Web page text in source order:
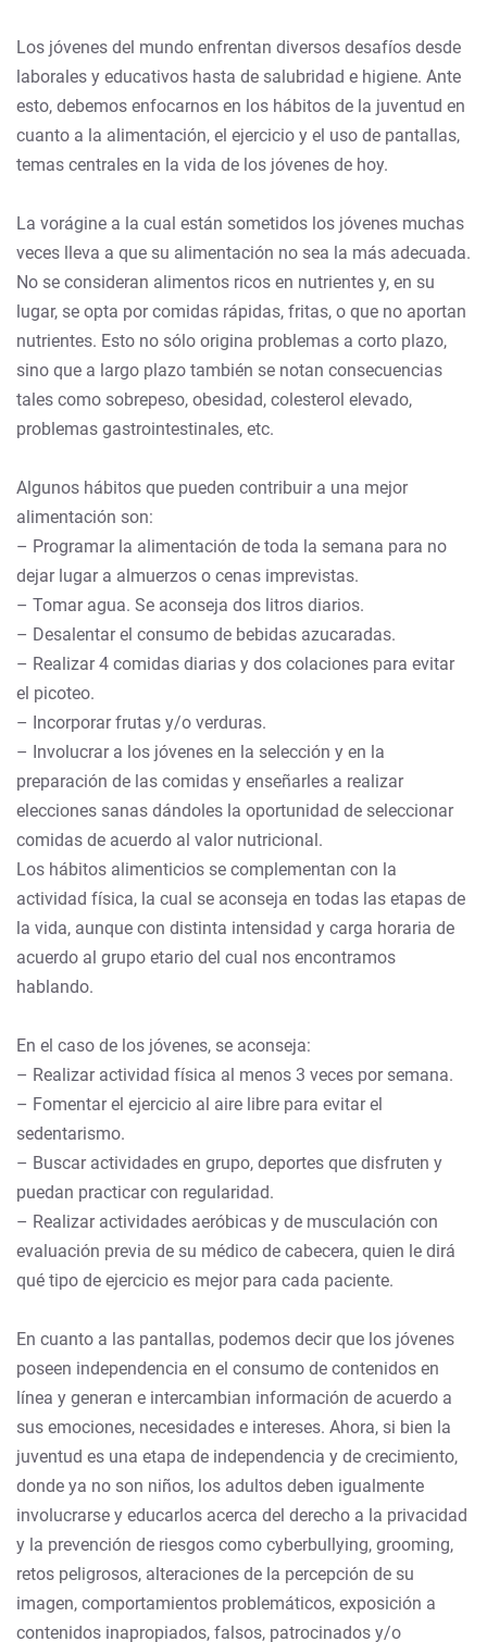
Los jóvenes del mundo enfrentan diversos desafíos desde
laborales y educativos hasta de salubridad e higiene. Ante
esto, debemos enfocarnos en los hábitos de la juventud en
cuanto a la alimentación, el ejercicio y el uso de pantallas,
temas centrales en la vida de los jóvenes de hoy.
La vorágine a la cual están sometidos los jóvenes muchas
veces lleva a que su alimentación no sea la más adecuada.
No se consideran alimentos ricos en nutrientes y, en su
lugar, se opta por comidas rápidas, fritas, o que no aportan
nutrientes. Esto no sólo origina problemas a corto plazo,
sino que a largo plazo también se notan consecuencias
tales como sobrepeso, obesidad, colesterol elevado,
problemas gastrointestinales, etc.
Algunos hábitos que pueden contribuir a una mejor
alimentación son:
– Programar la alimentación de toda la semana para no
dejar lugar a almuerzos o cenas imprevistas.
– Tomar agua. Se aconseja dos litros diarios.
– Desalentar el consumo de bebidas azucaradas.
– Realizar 4 comidas diarias y dos colaciones para evitar
el picoteo.
– Incorporar frutas y/o verduras.
– Involucrar a los jóvenes en la selección y en la
preparación de las comidas y enseñarles a realizar
elecciones sanas dándoles la oportunidad de seleccionar
comidas de acuerdo al valor nutricional.
Los hábitos alimenticios se complementan con la
actividad física, la cual se aconseja en todas las etapas de
la vida, aunque con distinta intensidad y carga horaria de
acuerdo al grupo etario del cual nos encontramos
hablando.
En el caso de los jóvenes, se aconseja:
– Realizar actividad física al menos 3 veces por semana.
– Fomentar el ejercicio al aire libre para evitar el
sedentarismo.
– Buscar actividades en grupo, deportes que disfruten y
puedan practicar con regularidad.
– Realizar actividades aeróbicas y de musculación con
evaluación previa de su médico de cabecera, quien le dirá
qué tipo de ejercicio es mejor para cada paciente.
En cuanto a las pantallas, podemos decir que los jóvenes
poseen independencia en el consumo de contenidos en
línea y generan e intercambian información de acuerdo a
sus emociones, necesidades e intereses. Ahora, si bien la
juventud es una etapa de independencia y de crecimiento,
donde ya no son niños, los adultos deben igualmente
involucrarse y educarlos acerca del derecho a la privacidad
y la prevención de riesgos como cyberbullying, grooming,
retos peligrosos, alteraciones de la percepción de su
imagen, comportamientos problemáticos, exposición a
contenidos inapropiados, falsos, patrocinados y/o